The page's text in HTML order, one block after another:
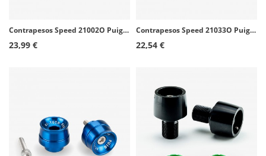
Contrapesos Speed 21002O Puig color Oro para Kawasaki Ninja 650 (20-26), Ninja 7 Hybrid (24-26), Z650 (20-26)
23,99 €
Contrapesos Speed 21033O Puig color Oro para Yamaha MT-09 Tracer (15-17)
22,54 €